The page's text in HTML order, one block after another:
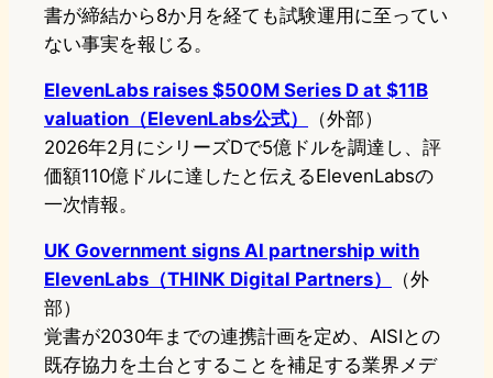
書が締結から8か月を経ても試験運用に至ってい
ない事実を報じる。
ElevenLabs raises $500M Series D at $11B
valuation（ElevenLabs公式）
（外部）
2026年2月にシリーズDで5億ドルを調達し、評
価額110億ドルに達したと伝えるElevenLabsの
一次情報。
UK Government signs AI partnership with
ElevenLabs（THINK Digital Partners）
（外
部）
覚書が2030年までの連携計画を定め、AISIとの
既存協力を土台とすることを補足する業界メデ